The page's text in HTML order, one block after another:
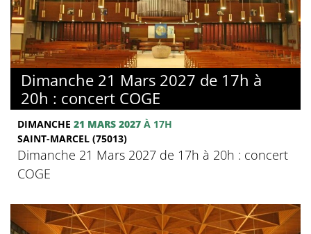
Dimanche 21 Mars 2027 de 17h à
20h : concert COGE
DIMANCHE 21 MARS 2027 À 17H
SAINT-MARCEL (75013)
Dimanche 21 Mars 2027 de 17h à 20h : concert
COGE